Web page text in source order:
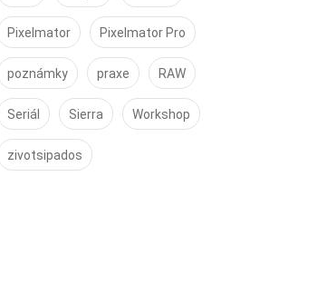
Pixelmator Pixelmator Pro
poznámky praxe RAW
Seriál Sierra Workshop
zivotsipados